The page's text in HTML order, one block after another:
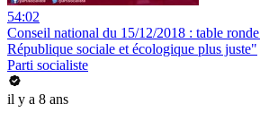
54:02
Conseil national du 15/12/2018 : table
République sociale et écologique plus juste"
Parti socialiste
il y a 8 ans